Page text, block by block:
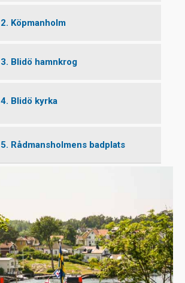
2. Köpmanholm
3. Blidö hamnkrog
4. Blidö kyrka
5. Rådmansholmens badplats